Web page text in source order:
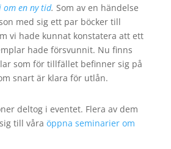
om en ny tid. Som av en händelse
med sig ett par böcker till
vi hade kunnat konstatera att ett
hade försvunnit. Nu finns
som för tillfället befinner sig på
snart är klara för utlån.
deltog i eventet. Flera av dem
till våra öppna seminarier om